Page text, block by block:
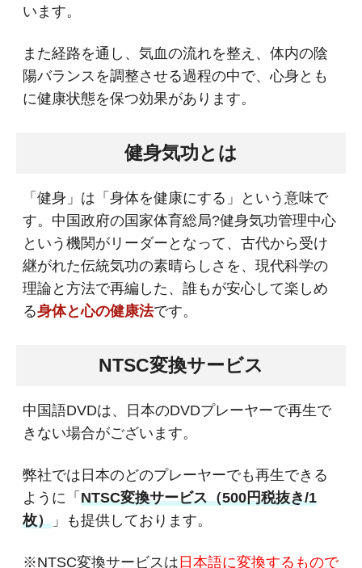
います。
また経路を通し、気血の流れを整え、体内の陰
陽バランスを調整させる過程の中で、心身とも
に健康状態を保つ効果があります。
健身気功とは
「健身」は「身体を健康にする」という意味で
す。中国政府の国家体育総局?健身気功管理中心
という機関がリーダーとなって、古代から受け
継がれた伝統気功の素晴らしさを、現代科学の
理論と方法で再編した、誰もが安心して楽しめ
る身体と心の健康法です。
NTSC変換サービス
中国語DVDは、日本のDVDプレーヤーで再生で
きない場合がございます。
弊社では日本のどのプレーヤーでも再生できる
ように「 NTSC変換サービス（500円税抜き/1
枚） 」も提供しております。
※NTSC変換サービスは 日本語に変換するもので